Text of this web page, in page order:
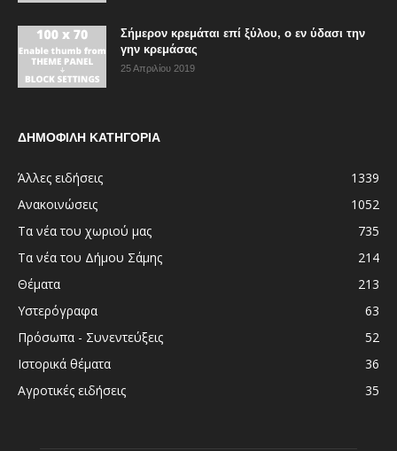
Σήμερον κρεμάται επί ξύλου, ο εν ύδασι την
γην κρεμάσας
25 Απριλίου 2019
ΔΗΜΟΦΙΛΗ ΚΑΤΗΓΟΡΙΑ
Άλλες ειδήσεις
1339
Ανακοινώσεις
1052
Τα νέα του χωριού μας
735
Τα νέα του Δήμου Σάμης
214
Θέματα
213
Υστερόγραφα
63
Πρόσωπα - Συνεντεύξεις
52
Ιστορικά θέματα
36
Αγροτικές ειδήσεις
35